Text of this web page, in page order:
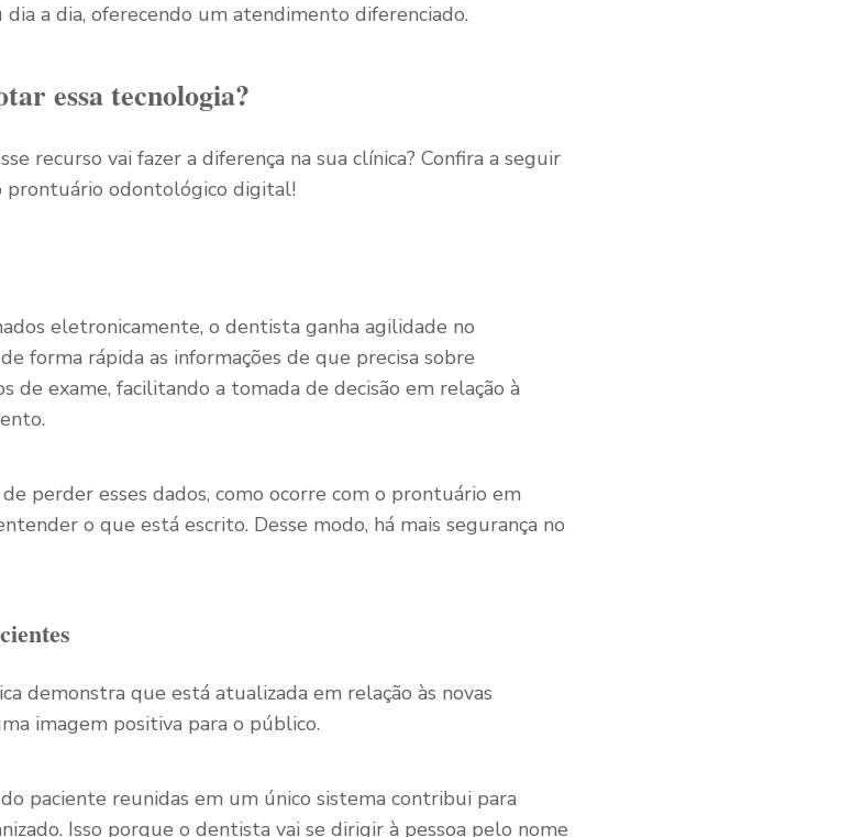
a dia, oferecendo um atendimento diferenciado.
essa tecnologia?
recurso vai fazer a diferença na sua clínica? Confira a seguir
prontuário odontológico digital!
eletronicamente, o dentista ganha agilidade no
forma rápida as informações de que precisa sobre
de exame, facilitando a tomada de decisão em relação à
perder esses dados, como ocorre com o prontuário em
o que está escrito. Desse modo, há mais segurança no
demonstra que está atualizada em relação às novas
imagem positiva para o público.
paciente reunidas em um único sistema contribui para
Isso porque o dentista vai se dirigir à pessoa pelo nome